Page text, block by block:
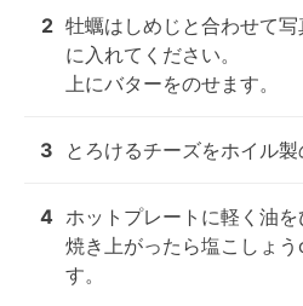
2 牡蠣はしめじと合わせて
に入れてください。
上にバターをのせます。
3 とろけるチーズをホイル製
4 ホットプレートに軽く油を
焼き上がったら塩こしょ
す。